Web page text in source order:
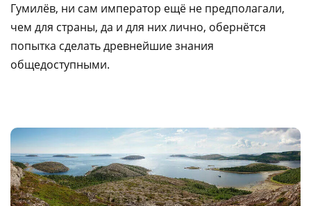
Гумилёв, ни сам император ещё не предполагали,
чем для страны, да и для них лично, обернётся
попытка сделать древнейшие знания
общедоступными.